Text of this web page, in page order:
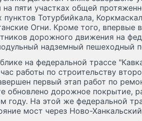
на пяти участках общей
пунктов Тотурбийкала,
Огни. Кроме того, впервые
дорожного движения на
надземный пешеходный
на федеральной трассе
работы по строительству
первый этап работ по
обновлено дорожное покрытие,
году. На этой же федеральной
мост через Ново-